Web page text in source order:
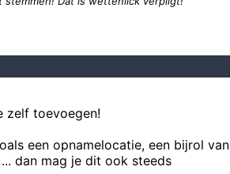
bezocht. Dat maakte diepe indruk.
zitten, dan zit het nu in een doos oud
Ik zal
Heej Reejmond
zelf toevoegen!
een opnamelocatie, een bijrol van
dan mag je dit ook steeds